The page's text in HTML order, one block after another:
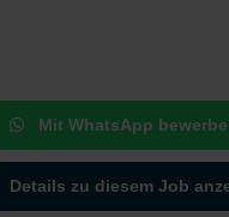
Mit WhatsApp
Details zu diesem Job